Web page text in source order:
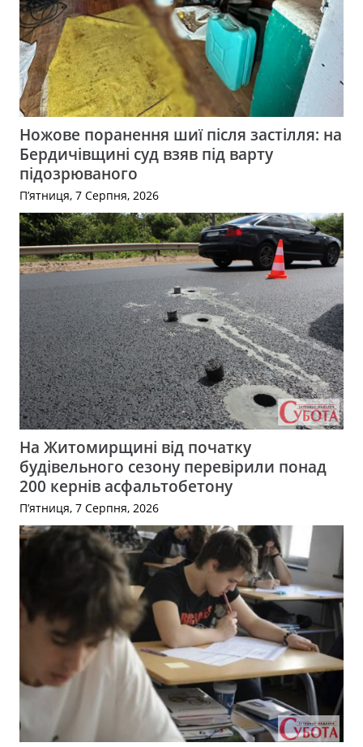
Ножове поранення шиї після застілля: на
Бердичівщині суд взяв під варту
підозрюваного
П’ятниця, 7 Серпня, 2026
На Житомирщині від початку
будівельного сезону перевірили понад
200 кернів асфальтобетону
П’ятниця, 7 Серпня, 2026